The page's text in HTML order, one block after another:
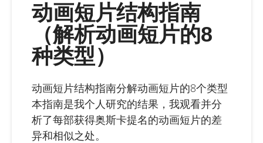
动画短片结构指南
（解析动画短片的8
种类型）
动画短片结构指南分解动画短片的8个类型
本指南是我个人研究的结果，我观看并分
析了每部获得奥斯卡提名的动画短片的差
异和相似之处。